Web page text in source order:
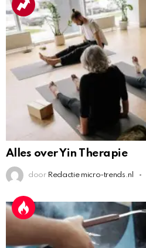
Alles over Yin Therapie
door Redactie micro-trends.nl